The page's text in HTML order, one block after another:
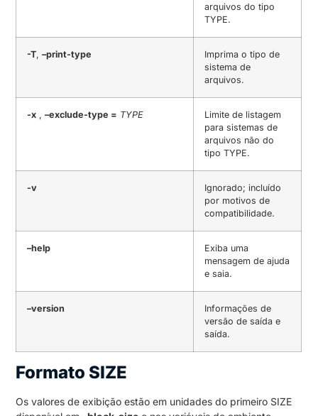
arquivos do tipo
TYPE.
-T ,–print-type
Imprima o tipo de
sistema de
arquivos.
-x ,–exclude-type = TYPE
Limite de listagem
para sistemas de
arquivos não do
tipo TYPE.
-v Ignorado; incluído
por motivos de
compatibilidade.
–help
Exiba uma
mensagem de ajuda
e saia.
–version
Informações de
versão de saída e
saída.
Formato SIZE
Os valores de exibição estão em unidades do primeiro SIZE